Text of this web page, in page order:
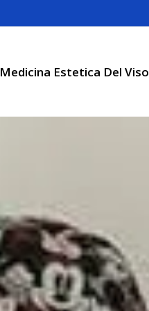
Medicina Estetica Del Viso